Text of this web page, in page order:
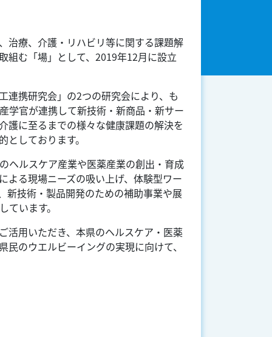
治療、介護・リハビリ等に関する課題解
組む「場」として、2019年12月に設立
連携研究会」の2つの研究会により、も
学官が連携して新技術・新商品・新サー
護に至るまでの様々な健康課題の解決を
しております。
ヘルスケア産業や医薬産業の創出・育成
よる現場ニーズの吸い上げ、体験型ワー
新技術・製品開発のための補助事業や展
います。
活用いただき、本県のヘルスケア・医薬
のウエルビーイングの実現に向けて、